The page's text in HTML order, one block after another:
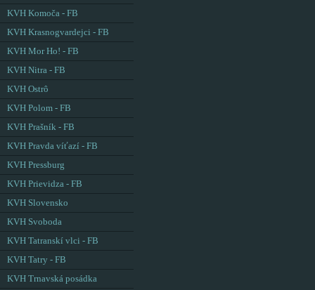
KVH Komoča - FB
KVH Krasnogvardejci - FB
KVH Mor Ho! - FB
KVH Nitra - FB
KVH Ostrô
KVH Polom - FB
KVH Prašník - FB
KVH Pravda víťazí - FB
KVH Pressburg
KVH Prievidza - FB
KVH Slovensko
KVH Svoboda
KVH Tatranskí vlci - FB
KVH Tatry - FB
KVH Trnavská posádka